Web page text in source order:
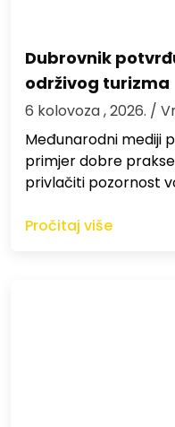
Dubrovnik
održivog turizma
6 kolovoza , 2026. /
Međunarodni mediji
primjer dobre
privlačiti pozornost
Pročitaj više